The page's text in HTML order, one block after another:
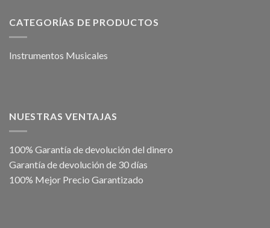
CATEGORÍAS DE PRODUCTOS
Instrumentos Musicales
NUESTRAS VENTAJAS
100% Garantía de devolución del dinero
Garantía de devolución de 30 días
100% Mejor Precio Garantizado